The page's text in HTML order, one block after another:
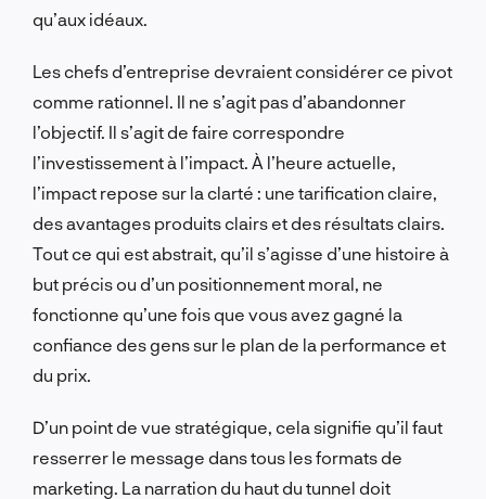
qu’aux idéaux.
Les chefs d’entreprise devraient considérer ce pivot
comme rationnel. Il ne s’agit pas d’abandonner
l’objectif. Il s’agit de faire correspondre
l’investissement à l’impact. À l’heure actuelle,
l’impact repose sur la clarté : une tarification claire,
des avantages produits clairs et des résultats clairs.
Tout ce qui est abstrait, qu’il s’agisse d’une histoire à
but précis ou d’un positionnement moral, ne
fonctionne qu’une fois que vous avez gagné la
confiance des gens sur le plan de la performance et
du prix.
D’un point de vue stratégique, cela signifie qu’il faut
resserrer le message dans tous les formats de
marketing. La narration du haut du tunnel doit